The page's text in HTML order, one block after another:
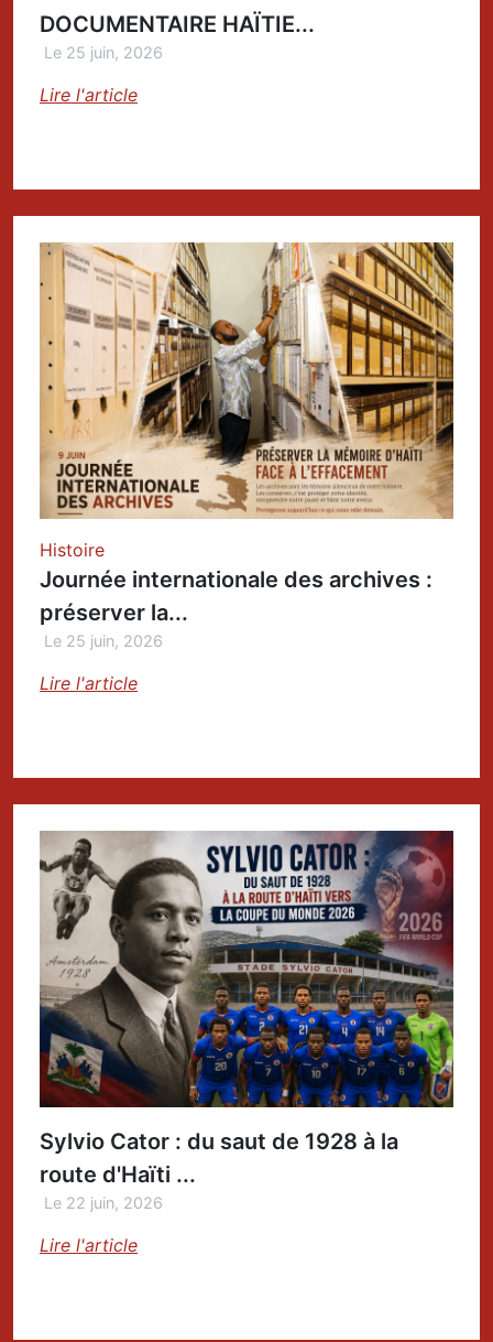
DOCUMENTAIRE HAÏTIE...
Le 25 juin, 2026
Lire l'article
Histoire
Journée internationale des archives :
préserver la...
Le 25 juin, 2026
Lire l'article
Sylvio Cator : du saut de 1928 à la
route d'Haïti ...
Le 22 juin, 2026
Lire l'article